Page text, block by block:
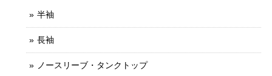
半袖
長袖
ノースリーブ・タンクトップ